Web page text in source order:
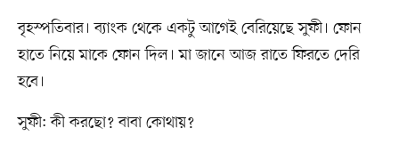
বৃহস্পতিবার। ব্যাংক থেকে একটু আগেই বেরিয়েছে সুফী। ফোন
হাতে নিয়ে মাকে ফোন দিল। মা জানে আজ রাতে ফিরতে দেরি
হবে।
সুফী: কী করছো? বাবা কোথায়?